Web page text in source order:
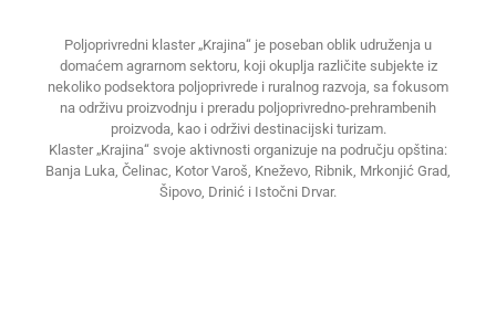
Poljoprivredni klaster „Krajina“ je poseban oblik udruženja u
domaćem agrarnom sektoru, koji okuplja različite subjekte iz
nekoliko podsektora poljoprivrede i ruralnog razvoja, sa fokusom
na održivu proizvodnju i preradu poljoprivredno-prehrambenih
proizvoda, kao i održivi destinacijski turizam.
Klaster „Krajina“ svoje aktivnosti organizuje na području opština:
Banja Luka, Čelinac, Kotor Varoš, Kneževo, Ribnik, Mrkonjić Grad,
Šipovo, Drinić i Istočni Drvar.